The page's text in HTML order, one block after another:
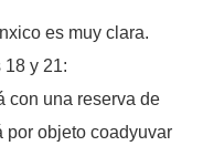
es muy clara.
y 21:
con una reserva de
por objeto coadyuvar